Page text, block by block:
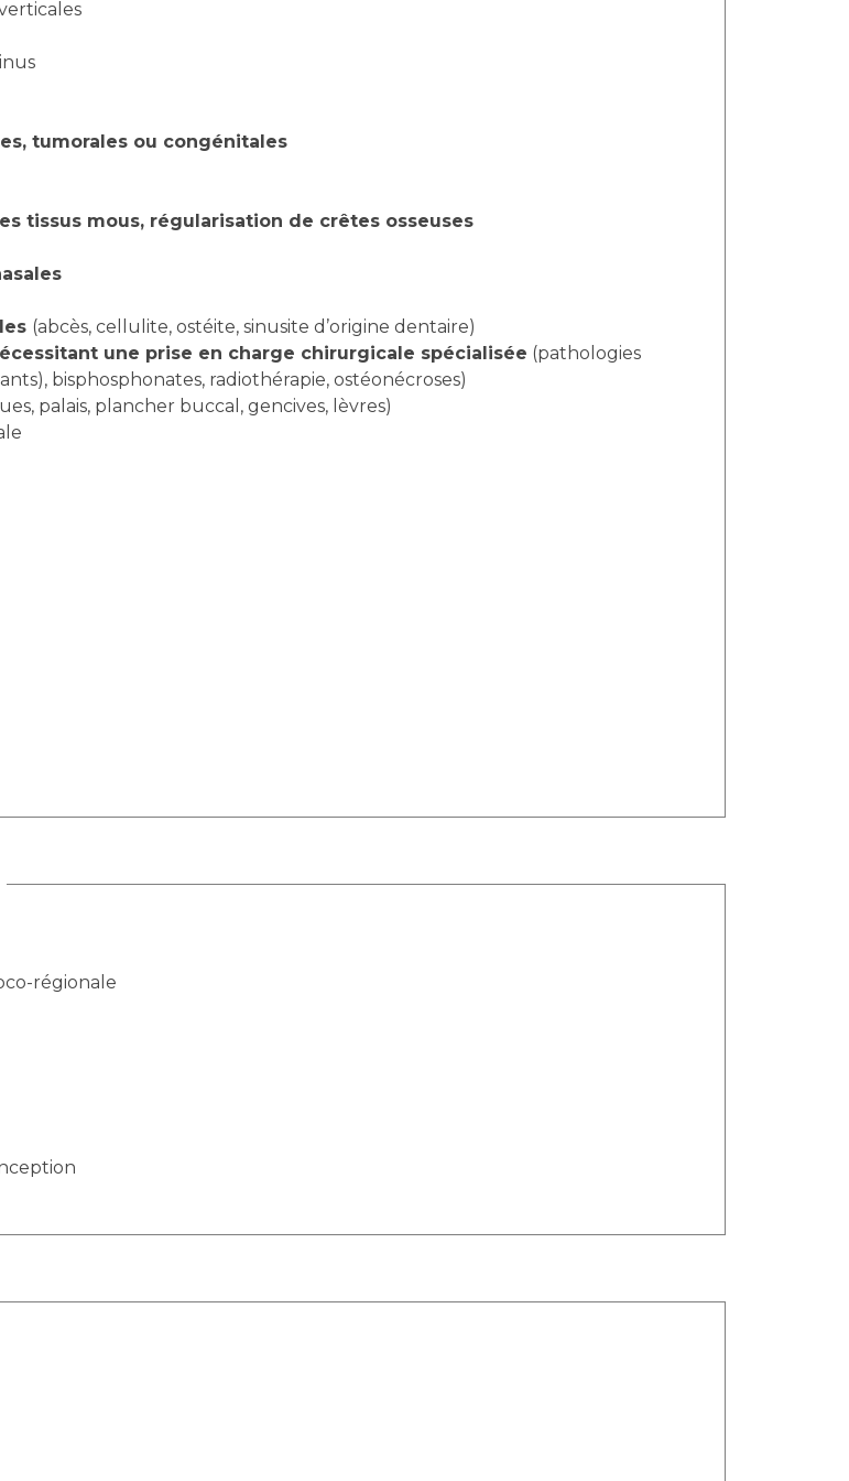
tumorales ou congénitales
tissus mous, régularisation de crêtes osseuses
(abcès, cellulite, ostéite, sinusite d’origine dentaire)
une prise en charge chirurgicale spécialisée (pathologies
bisphosphonates, radiothérapie, ostéonécroses)
palais, plancher buccal, gencives, lèvres)
régionale